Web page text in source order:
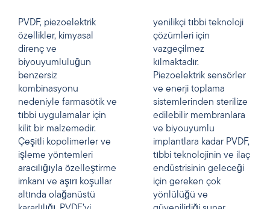
PVDF, piezoelektrik
özellikler, kimyasal
direnç ve
biyouyumluluğun
benzersiz
kombinasyonu
nedeniyle farmasötik ve
tıbbi uygulamalar için
kilit bir malzemedir.
Çeşitli kopolimerler ve
işleme yöntemleri
aracılığıyla özelleştirme
imkanı ve aşırı koşullar
altında olağanüstü
yenilikçi tıbbi teknoloji
çözümleri için
vazgeçilmez
kılmaktadır.
Piezoelektrik sensörler
ve enerji toplama
sistemlerinden sterilize
edilebilir membranlara
ve biyouyumlu
implantlara kadar PVDF,
tıbbi teknolojinin ve ilaç
endüstrisinin geleceği
için gereken çok
yönlülüğü ve